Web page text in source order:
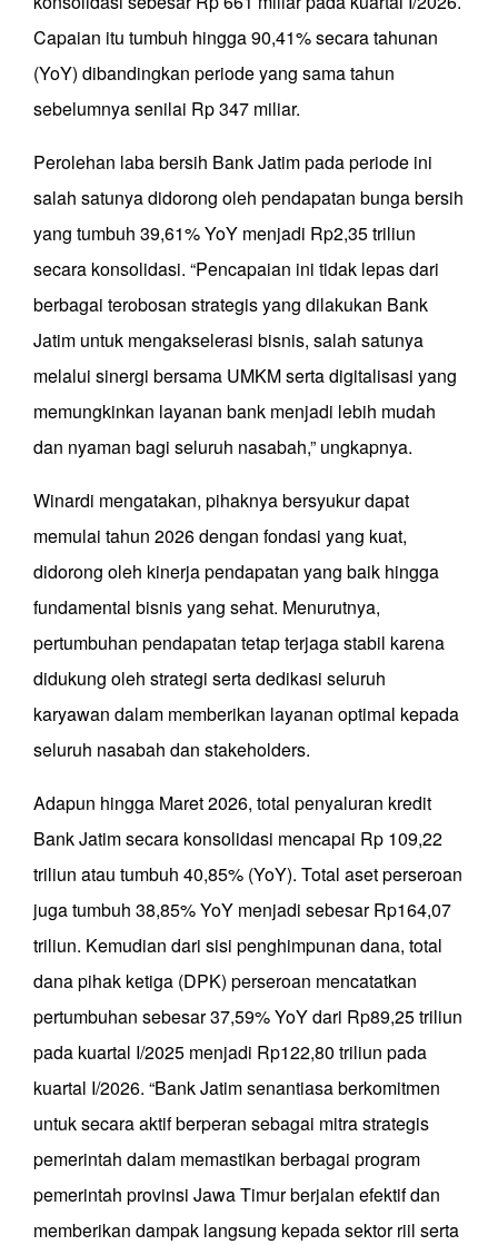
Capaian itu tumbuh hingga 90,41% secara tahunan
(YoY) dibandingkan periode yang sama tahun
sebelumnya senilai Rp 347 miliar.
Perolehan laba bersih Bank Jatim pada periode ini
salah satunya didorong oleh pendapatan bunga bersih
yang tumbuh 39,61% YoY menjadi Rp2,35 triliun
secara konsolidasi. “Pencapaian ini tidak lepas dari
berbagai terobosan strategis yang dilakukan Bank
Jatim untuk mengakselerasi bisnis, salah satunya
melalui sinergi bersama UMKM serta digitalisasi yang
memungkinkan layanan bank menjadi lebih mudah
dan nyaman bagi seluruh nasabah,” ungkapnya.
Winardi mengatakan, pihaknya bersyukur dapat
memulai tahun 2026 dengan fondasi yang kuat,
didorong oleh kinerja pendapatan yang baik hingga
fundamental bisnis yang sehat. Menurutnya,
pertumbuhan pendapatan tetap terjaga stabil karena
didukung oleh strategi serta dedikasi seluruh
karyawan dalam memberikan layanan optimal kepada
seluruh nasabah dan stakeholders.
Adapun hingga Maret 2026, total penyaluran kredit
Bank Jatim secara konsolidasi mencapai Rp 109,22
triliun atau tumbuh 40,85% (YoY). Total aset perseroan
juga tumbuh 38,85% YoY menjadi sebesar Rp164,07
triliun. Kemudian dari sisi penghimpunan dana, total
dana pihak ketiga (DPK) perseroan mencatatkan
pertumbuhan sebesar 37,59% YoY dari Rp89,25 triliun
pada kuartal I/2025 menjadi Rp122,80 triliun pada
kuartal I/2026. “Bank Jatim senantiasa berkomitmen
untuk secara aktif berperan sebagai mitra strategis
pemerintah dalam memastikan berbagai program
pemerintah provinsi Jawa Timur berjalan efektif dan
memberikan dampak langsung kepada sektor riil serta